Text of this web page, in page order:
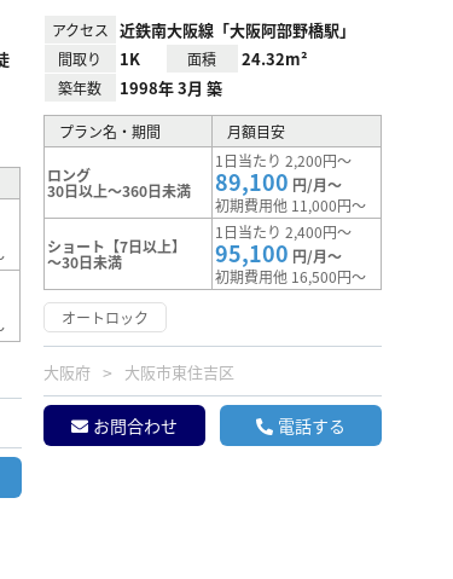
アクセス 近鉄南大阪線「大阪阿部野橋駅」
間取り 1K 面積 24.32m²
築年数 1998年 3月 築
プラン名・期間 月額目安
ロング
30日以上～360日未満
1日当たり 2,200円～
89,100 円/月～
初期費用他 11,000円～
ショート【7日以上】
～30日未満
1日当たり 2,400円～
95,100 円/月～
初期費用他 16,500円～
オートロック
大阪府 大阪市東住吉区
お問合わせ 電話する